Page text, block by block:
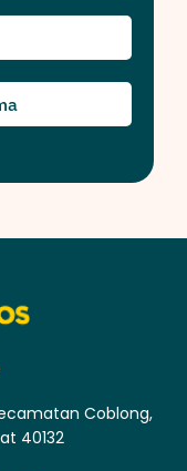
Coblong,
40132